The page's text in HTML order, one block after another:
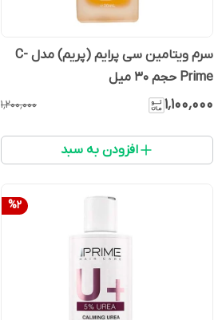
سرم ویتامین سی پرایم (پریم) مدل C-
Prime حجم 30 میل
۱٬۱۰۰٬۰۰۰ ۱٬۲۰۰٬۰۰۰
افزودن به سبد
%2